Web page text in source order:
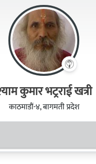
कुमार भट्रराई खत्री
काठमाडौं-४, बागमती प्रदेश